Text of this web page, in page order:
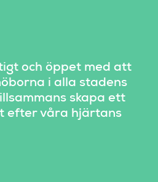
och öppet med att
i alla stadens
skapa ett
efter våra hjärtans